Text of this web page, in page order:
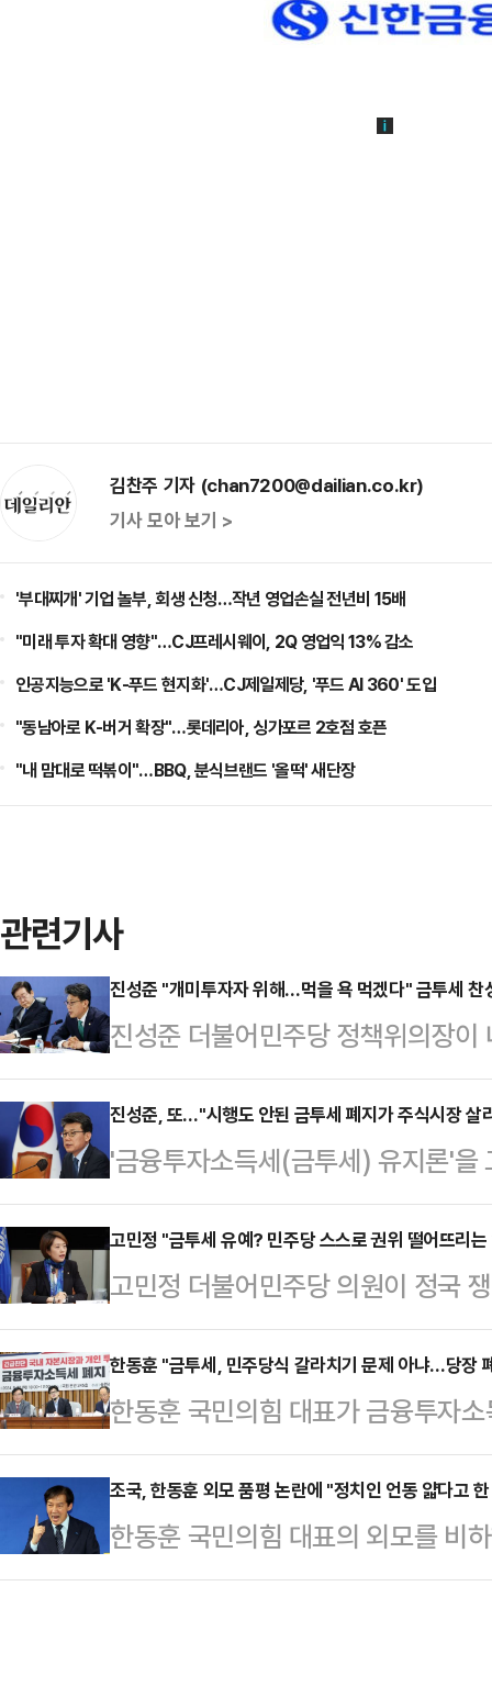
김찬주 기자 (chan7200@dailian.co.kr)
기사 모아 보기 >
'부대찌개' 기업 놀부, 회생 신청…작년 영업손실 전년비 15배
"미래 투자 확대 영향"…CJ프레시웨이, 2Q 영업익 13% 감소
인공지능으로 'K-푸드 현지화'…CJ제일제당, '푸드 AI 360' 도입
"동남아로 K-버거 확장"…롯데리아, 싱가포르 2호점 호픈
"내 맘대로 떡볶이"…BBQ, 분식브랜드 '올떡' 새단장
관련기사
진성준 "개미투자자 위해…먹을 욕 먹겠다" 금투세 찬
진성준 더불어민주당 정책위의장
(금투세)에 대해 "대다수 개미 투자
예정대로 시행돼야 한다는 주장을
CBS라디오 '뉴스쇼'에서 "(금투세
럼 (여권에서) 얘기하는 것은 억지
다.금투세는 대주주 여부와 상관없
주식 5000만원·기타 250만원)에
관련 진 의장은 "우…
진성준, 또…"시행도 안된 금투세 폐지가 주식시장 살
'금융투자소득세(금투세) 유지론'을
의장이 금투세 폐지론을 압박하는
도 안 된 금투세를 폐지하는 게 정
따져 물었다.진성준 민주당 정책위
책회의에서 "(한 대표가) 주식시장
선을 골자로 하는 상법 개정안에 대
이어 "코리아 디스카운트의 핵심은
의 주주가 아니라 재벌 일가…
고민정 "금투세 유예? 민주당 스스로 권위 떨어뜨리
고민정 더불어민주당 의원이 정국
"이미 한번 유예를 시켰던 것이고,
스로 떨어뜨리는 일"이라며 결론을
원은 22일 오전 MBC라디오 '시선
금만 버티면 돼' 이런 심리들이 많
그 효과를 일반 국민들이 봤기 때문
은 원칙적으로 무조건 유예는 안되
하나는 …
한동훈 "금투세, 민주당식 갈라치기 문제 아냐…당장
한동훈 국민의힘 대표가 금융투자
민주당을 향해 빠른 결단을 촉구했
슈일 뿐 아니라 청년·민생과 관련
겠다는 의지를 피력했다.한동훈 대
자본시장과 개인 투자자 보호를 위
조국, 한동훈 외모 품평 논란에 "정치인 언동 얇다고
한동훈 국민의힘 대표의 외모를 비
준 더불어민주당 정책위의장이 결